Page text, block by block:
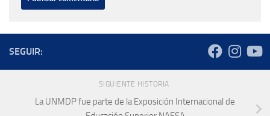
SEGUIR:
SIGUIENTE HISTORIA
La UNMDP fue parte de la Exposición Internacional de